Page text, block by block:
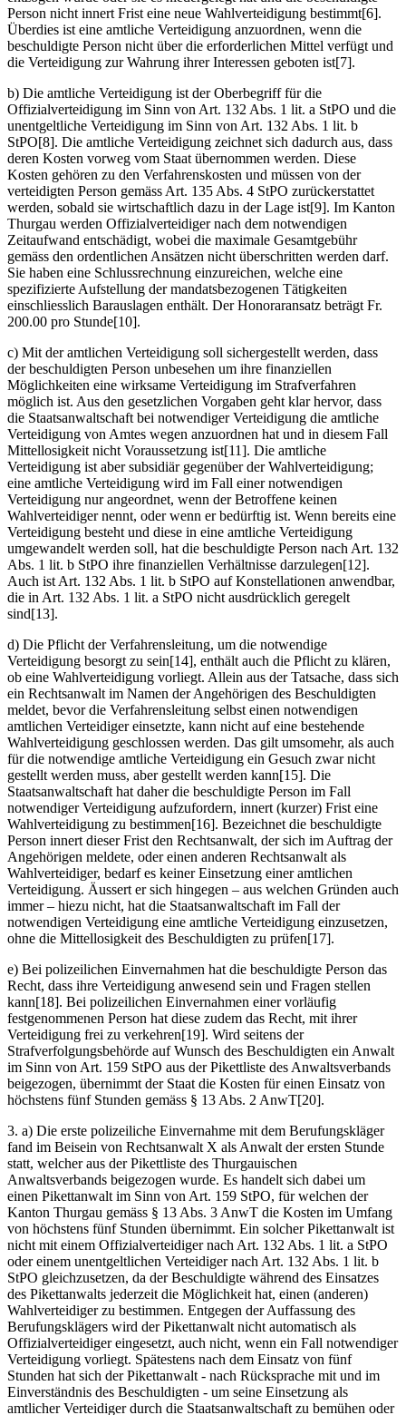
Person nicht innert Frist eine neue Wahlverteidigung bestimmt[6].
Überdies ist eine amtliche Verteidigung anzuordnen, wenn die
beschuldigte Person nicht über die erforderlichen Mittel verfügt und
die Verteidigung zur Wahrung ihrer Interessen geboten ist[7].
b) Die amtliche Verteidigung ist der Oberbegriff für die
Offizialverteidigung im Sinn von Art. 132 Abs. 1 lit. a StPO und die
unentgeltliche Verteidigung im Sinn von Art. 132 Abs. 1 lit. b
StPO[8]. Die amtliche Verteidigung zeichnet sich dadurch aus, dass
deren Kosten vorweg vom Staat übernommen werden. Diese
Kosten gehören zu den Verfahrenskosten und müssen von der
verteidigten Person gemäss Art. 135 Abs. 4 StPO zurückerstattet
werden, sobald sie wirtschaftlich dazu in der Lage ist[9]. Im Kanton
Thurgau werden Offizialverteidiger nach dem notwendigen
Zeitaufwand entschädigt, wobei die maximale Gesamtgebühr
gemäss den ordentlichen Ansätzen nicht überschritten werden darf.
Sie haben eine Schlussrechnung einzureichen, welche eine
spezifizierte Aufstellung der mandatsbezogenen Tätigkeiten
einschliesslich Barauslagen enthält. Der Honoraransatz beträgt Fr.
200.00 pro Stunde[10].
c) Mit der amtlichen Verteidigung soll sichergestellt werden, dass
der beschuldigten Person unbesehen um ihre finanziellen
Möglichkeiten eine wirksame Verteidigung im Strafverfahren
möglich ist. Aus den gesetzlichen Vorgaben geht klar hervor, dass
die Staatsanwaltschaft bei notwendiger Verteidigung die amtliche
Verteidigung von Amtes wegen anzuordnen hat und in diesem Fall
Mittellosigkeit nicht Voraussetzung ist[11]. Die amtliche
Verteidigung ist aber subsidiär gegenüber der Wahlverteidigung;
eine amtliche Verteidigung wird im Fall einer notwendigen
Verteidigung nur angeordnet, wenn der Betroffene keinen
Wahlverteidiger nennt, oder wenn er bedürftig ist. Wenn bereits eine
Verteidigung besteht und diese in eine amtliche Verteidigung
umgewandelt werden soll, hat die beschuldigte Person nach Art. 132
Abs. 1 lit. b StPO ihre finanziellen Verhältnisse darzulegen[12].
Auch ist Art. 132 Abs. 1 lit. b StPO auf Konstellationen anwendbar,
die in Art. 132 Abs. 1 lit. a StPO nicht ausdrücklich geregelt
sind[13].
d) Die Pflicht der Verfahrensleitung, um die notwendige
Verteidigung besorgt zu sein[14], enthält auch die Pflicht zu klären,
ob eine Wahlverteidigung vorliegt. Allein aus der Tatsache, dass sich
ein Rechtsanwalt im Namen der Angehörigen des Beschuldigten
meldet, bevor die Verfahrensleitung selbst einen notwendigen
amtlichen Verteidiger einsetzte, kann nicht auf eine bestehende
Wahlverteidigung geschlossen werden. Das gilt umsomehr, als auch
für die notwendige amtliche Verteidigung ein Gesuch zwar nicht
gestellt werden muss, aber gestellt werden kann[15]. Die
Staatsanwaltschaft hat daher die beschuldigte Person im Fall
notwendiger Verteidigung aufzufordern, innert (kurzer) Frist eine
Wahlverteidigung zu bestimmen[16]. Bezeichnet die beschuldigte
Person innert dieser Frist den Rechtsanwalt, der sich im Auftrag der
Angehörigen meldete, oder einen anderen Rechtsanwalt als
Wahlverteidiger, bedarf es keiner Einsetzung einer amtlichen
Verteidigung. Äussert er sich hingegen – aus welchen Gründen auch
immer – hiezu nicht, hat die Staatsanwaltschaft im Fall der
notwendigen Verteidigung eine amtliche Verteidigung einzusetzen,
ohne die Mittellosigkeit des Beschuldigten zu prüfen[17].
e) Bei polizeilichen Einvernahmen hat die beschuldigte Person das
Recht, dass ihre Verteidigung anwesend sein und Fragen stellen
kann[18]. Bei polizeilichen Einvernahmen einer vorläufig
festgenommenen Person hat diese zudem das Recht, mit ihrer
Verteidigung frei zu verkehren[19]. Wird seitens der
Strafverfolgungsbehörde auf Wunsch des Beschuldigten ein Anwalt
im Sinn von Art. 159 StPO aus der Pikettliste des Anwaltsverbands
beigezogen, übernimmt der Staat die Kosten für einen Einsatz von
höchstens fünf Stunden gemäss § 13 Abs. 2 AnwT[20].
3. a) Die erste polizeiliche Einvernahme mit dem Berufungskläger
fand im Beisein von Rechtsanwalt X als Anwalt der ersten Stunde
statt, welcher aus der Pikettliste des Thurgauischen
Anwaltsverbands beigezogen wurde. Es handelt sich dabei um
einen Pikettanwalt im Sinn von Art. 159 StPO, für welchen der
Kanton Thurgau gemäss § 13 Abs. 3 AnwT die Kosten im Umfang
von höchstens fünf Stunden übernimmt. Ein solcher Pikettanwalt ist
nicht mit einem Offizialverteidiger nach Art. 132 Abs. 1 lit. a StPO
oder einem unentgeltlichen Verteidiger nach Art. 132 Abs. 1 lit. b
StPO gleichzusetzen, da der Beschuldigte während des Einsatzes
des Pikettanwalts jederzeit die Möglichkeit hat, einen (anderen)
Wahlverteidiger zu bestimmen. Entgegen der Auffassung des
Berufungsklägers wird der Pikettanwalt nicht automatisch als
Offizialverteidiger eingesetzt, auch nicht, wenn ein Fall notwendiger
Verteidigung vorliegt. Spätestens nach dem Einsatz von fünf
Stunden hat sich der Pikettanwalt - nach Rücksprache mit und im
Einverständnis des Beschuldigten - um seine Einsetzung als
amtlicher Verteidiger durch die Staatsanwaltschaft zu bemühen oder